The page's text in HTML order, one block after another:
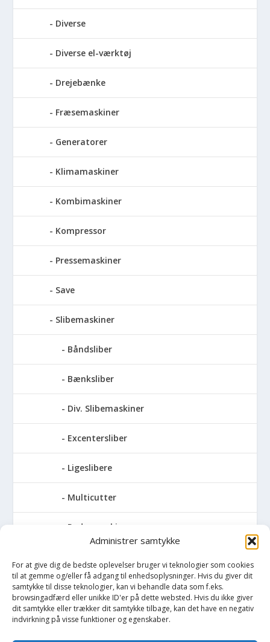
Administrer samtykke
For at give dig de bedste oplevelser bruger vi teknologier som cookies
til at gemme og/eller få adgang til enhedsoplysninger. Hvis du giver dit
samtykke til disse teknologier, kan vi behandle data som f.eks.
browsingadfærd eller unikke ID'er på dette websted. Hvis du ikke giver
dit samtykke eller trækker dit samtykke tilbage, kan det have en negativ
indvirkning på visse funktioner og egenskaber.
Diverse
Diverse el-værktøj
Drejebænke
Fræsemaskiner
Generatorer
Klimamaskiner
Kombimaskiner
Kompressor
Pressemaskiner
Save
Slibemaskiner
Båndsliber
Bænksliber
Div. Slibemaskiner
Excentersliber
Ligeslibere
Multicutter
Pudsemaskiner
høvlknive
Vådsliber